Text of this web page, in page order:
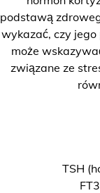
podstawą
wykazać, czy
może
związane ze
TSH